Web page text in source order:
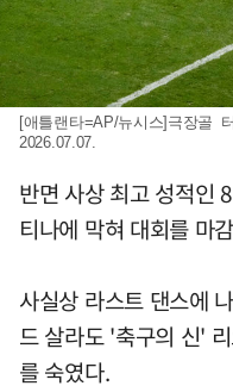
[애틀랜타=AP/뉴시스]극장골
2026.07.07.
반면 사상 최고 성적인
티나에 막혀 대회를 마
사실상 라스트 댄스에
드 살라도 '축구의 신'
를 숙였다.